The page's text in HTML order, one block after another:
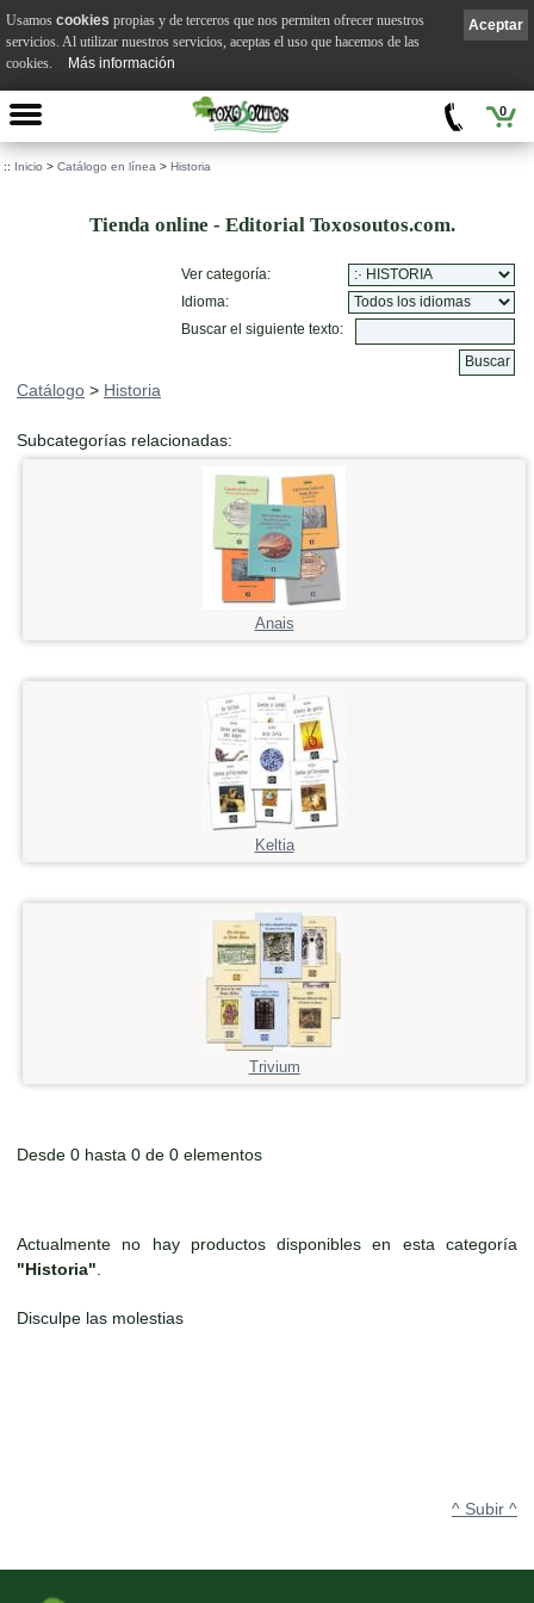
0
:: Inicio > Catálogo en línea > Historia
Tienda online - Editorial Toxosoutos.com.
Ver categoría:
Idioma:
Buscar el siguiente texto:
Catálogo > Historia
Subcategorías relacionadas:
Anais
Keltia
Trivium
Desde 0 hasta 0 de 0 elementos
Actualmente no hay productos disponibles en esta categoría
"Historia"
Disculpe las molestias
^ Subir ^
Aceptar
Usamos cookies propias y de terceros que nos permiten ofrecer nuestros
servicios. Al utilizar nuestros servicios, aceptas el uso que hacemos de las
cookies.
Más información